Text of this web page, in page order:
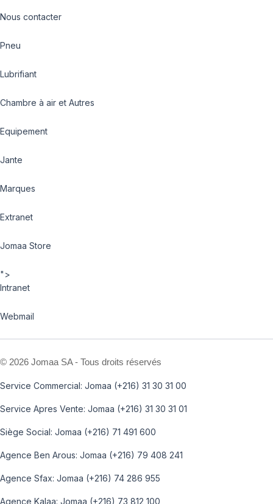
Nous contacter
Pneu
Lubrifiant
Chambre à air et Autres
Equipement
Jante
Marques
Extranet
Jomaa Store
">
Intranet
Webmail
© 2026 Jomaa SA - Tous droits réservés
Service Commercial: Jomaa (+216) 31 30 31 00
Service Apres Vente: Jomaa (+216) 31 30 31 01
Siège Social: Jomaa (+216) 71 491 600
Agence Ben Arous: Jomaa (+216) 79 408 241
Agence Sfax: Jomaa (+216) 74 286 955
Agence Kalaa: Jomaa (+216) 73 812 100